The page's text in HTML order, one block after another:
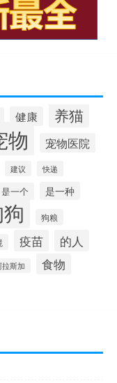
健康 养猫
物 宠物医院
建议 快递
是一个 是一种
狗粮
疫苗 的人
拉斯加 食物